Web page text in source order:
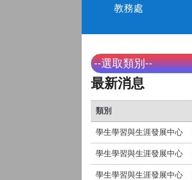
教務處
最新消息
類別
學生學習與生涯發展中心
學生學習與生涯發展中心
學生學習與生涯發展中心